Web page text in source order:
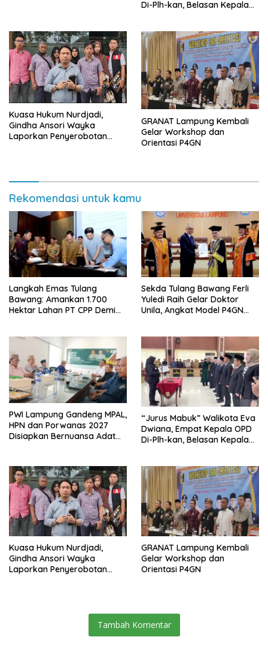
Di-Plh-kan, Belasan Kepala
Kuasa Hukum Nurdjadi,
Gindha Ansori Wayka
Laporkan Penyerobotan
GRANAT Lampung Kembali
Gelar Workshop dan
Orientasi P4GN
Rekomendasi untuk kamu
Langkah Emas Tulang
Bawang: Amankan 1.700
Hektar Lahan PT CPP Demi
Sekda Tulang Bawang Ferli
Yuledi Raih Gelar Doktor
Unila, Angkat Model P4GN
PWI Lampung Gandeng MPAL,
HPN dan Porwanas 2027
Disiapkan Bernuansa Adat
“Jurus Mabuk” Walikota Eva
Dwiana, Empat Kepala OPD
Di-Plh-kan, Belasan Kepala
Kuasa Hukum Nurdjadi,
Gindha Ansori Wayka
Laporkan Penyerobotan
GRANAT Lampung Kembali
Gelar Workshop dan
Orientasi P4GN
Tambah Komentar